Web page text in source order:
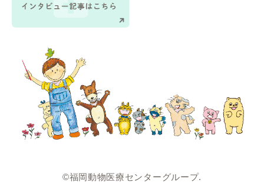
©福岡動物医療センターグループ.